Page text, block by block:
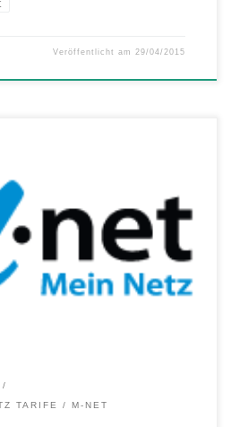
Veröffentlicht am29/04/2015
Service-Offensive Mit einer
macht M-net den Wechsel auf einen
einfacher denn je. Kein
kein Ärger mit der Hardware. Wer
– vom Anschluss der FRITZ!Box bis
„Mit unserem neuen, kostenlosen […]
TARIFE
M-NET